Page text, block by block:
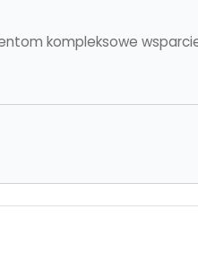
kompleksowe